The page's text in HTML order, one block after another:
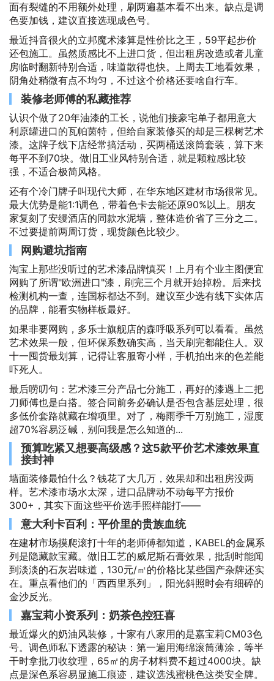
面有裂缝的不用额外处理，刷两遍基本看不出来。缺点是调
色要加钱，建议直接选现成色号。
最近抖音很火的立邦魔术漆算是性价比之王，59平起步价
还包施工。虽然质感比不上进口货，但出租房改造或者儿童
房临时翻新特别合适，味道散得也快。上周去工地看效果，
阴角处稍微有点不均匀，不过这个价格还要啥自行车。
装修老师傅的私藏推荐
认识个做了20年油漆的工长，说他们接豪宅单子都用意大
利原罐进口的瓦帕茵特，但给自家装修买的却是三棵树艺术
漆。这牌子线下店经常搞活动，买两桶送滚筒套装，算下来
每平不到70块。做旧工业风特别合适，就是颗粒感比较
强，不适合极简风格。
还有个冷门牌子叫现代大师，在华东地区建材市场很常见。
最大优势是能1:1调色，带着色卡去能还原90%以上。朋友
家复刻了安缦酒店的同款水泥墙，整体造价省了三分之二。
不过要提前两周订货，现货颜色比较少。
网购避坑指南
淘宝上那些没听过的艺术漆品牌慎买！上月有个业主图便宜
网购了所谓"欧洲进口"漆，刷完三个月就开始掉粉。后来找
检测机构一查，连国标都达不到。建议至少选有线下实体店
的品牌，能看实物样板最好。
如果非要网购，多乐士旗舰店的森呼吸系列可以看看。虽然
艺术效果一般，但环保系数确实高，当天刷完都能住人。双
十一囤货最划算，记得让客服寄小样，手机拍出来的色差能
吓死人。
最后唠叨句：艺术漆三分产品七分施工，再好的漆遇上二把
刀师傅也是白搭。签合同前务必确认是否包含基层处理，很
多低价套路就藏在增项里。对了，梅雨季千万别施工，湿度
超70%容易泛碱，别问我是怎么知道的...
预算吃紧又想要高级感？这5款平价艺术漆效果直
接封神
墙面装修最怕什么？钱花了大几万，效果却和出租房没两
样。艺术漆市场水太深，进口品牌动不动每平方报价
300+，其实下面这些平价选手照样能打——
意大利卡百利：平价里的贵族血统
在建材市场摸爬滚打十年的老师傅都知道，KABEL的金属系
列是隐藏款宝藏。做旧工艺的威尼斯石膏效果，批刮时能闻
到淡淡的石灰岩味道，130元/㎡的价格比某些国产杂牌还实
在。重点看他们的「西西里系列」，阳光斜照时会有细碎的
金沙反光。
嘉宝莉小资系列：奶茶色控狂喜
最近爆火的奶油风装修，十家有八家用的是嘉宝莉CM03色
号。调色师私下透露的秘诀：第一遍用海绵滚筒薄涂，等半
干时拿批刀收纹理，65㎡的房子材料费不超过4000块。缺
点是深色系容易显施工痕迹，建议选浅蜜桃色这类安全牌。